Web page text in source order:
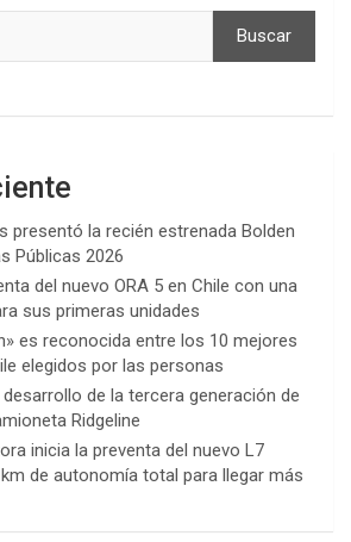
Buscar
presentó la recién estrenada Bolden
Públicas 2026
del nuevo ORA 5 en Chile con una
sus primeras unidades
es reconocida entre los 10 mejores
elegidos por las personas
de la tercera generación de
Ridgeline
inicia la preventa del nuevo L7
de autonomía total para llegar más